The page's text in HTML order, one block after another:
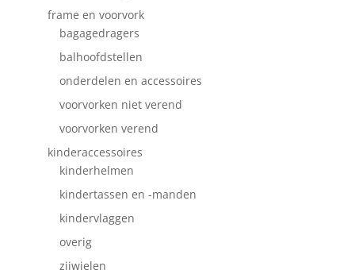
frame en voorvork
bagagedragers
balhoofdstellen
onderdelen en accessoires
voorvorken niet verend
voorvorken verend
kinderaccessoires
kinderhelmen
kindertassen en -manden
kindervlaggen
overig
zijwielen